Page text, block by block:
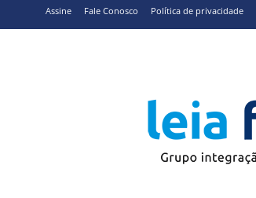
Assine Fale Conosco Política de privacidade